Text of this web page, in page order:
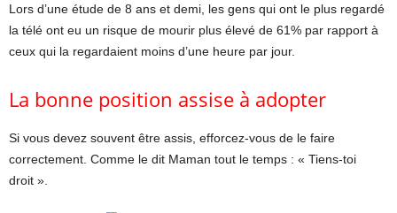
Lors d’une étude de 8 ans et demi, les gens qui ont le plus regardé
la télé ont eu un risque de mourir plus élevé de 61% par rapport à
ceux qui la regardaient moins d’une heure par jour.
La bonne position assise à adopter
Si vous devez souvent être assis, efforcez-vous de le faire
correctement. Comme le dit Maman tout le temps : « Tiens-toi
droit ».